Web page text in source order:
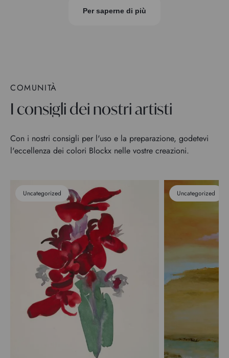
Per saperne di più
COMUNITÀ
I consigli dei nostri artisti
Con i nostri consigli per l'uso e la preparazione, godetevi
l'eccellenza dei colori Blockx nelle vostre creazioni.
Uncategorized Uncategorized